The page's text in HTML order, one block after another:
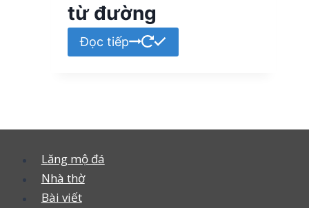
từ đường
Đọc tiếp
Lăng mộ đá
Nhà thờ
Bài viết